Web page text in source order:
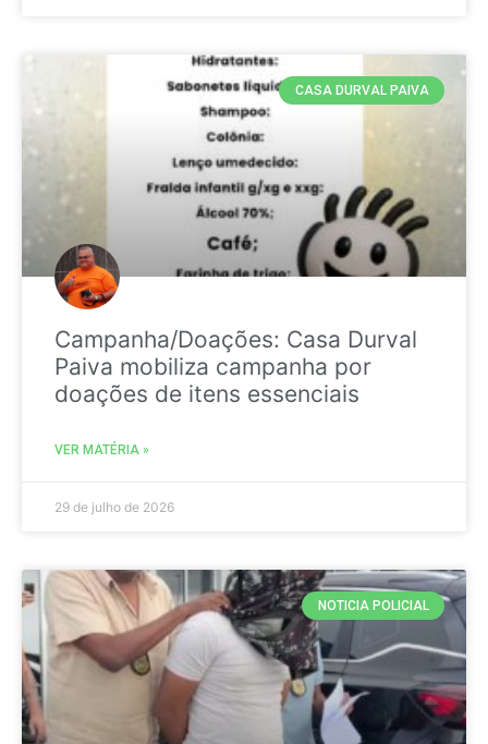
CASA DURVAL PAIVA
Campanha/Doações: Casa Durval
Paiva mobiliza campanha por
doações de itens essenciais
VER MATÉRIA »
29 de julho de 2026
NOTICIA POLICIAL